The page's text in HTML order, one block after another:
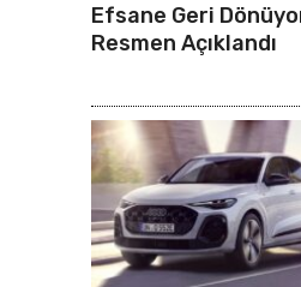
Efsane Geri
Resmen Açıklandı